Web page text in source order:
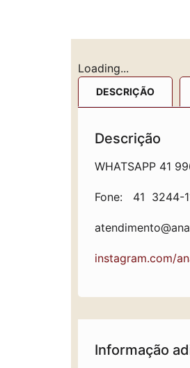
Loading...
DESCRIÇÃO
Descrição
WHATSAPP 41
Fone: 41 3244-
instagram.com/
Informação